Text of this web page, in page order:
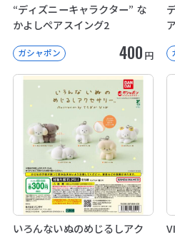
“ディズニーキャラクター” な
かよしペアスイング2
ガシャポン 400 円
いろんないぬのめじるしアク